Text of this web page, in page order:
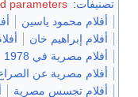
تصنيفات:
parameters
أفلام محمود ياسين
أفلام إبراهيم خان
أفلام مصرية في 1978
أفلام مصرية عن
أفلام تجسس مصرية